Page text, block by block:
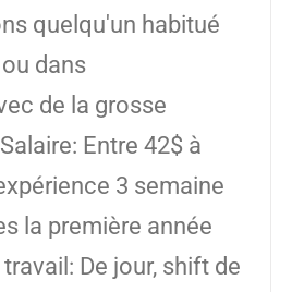
quelqu'un habitué
dans
de la grosse
Entre 42$ à
3 semaine
la première année
De jour, shift de